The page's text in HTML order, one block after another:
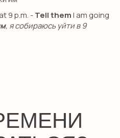
9 p.m. -Tell themI am going
, я собираюсь уйти в 9